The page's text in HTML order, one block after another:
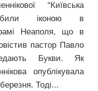
“Київська
іконою в
Неаполя, що в
пастор Павло
Букви. Як
опублікувала
Тоді...